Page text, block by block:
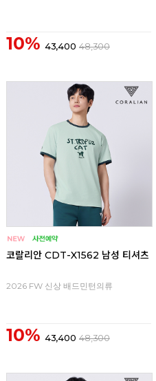
10% 43,400 48,300
코랄리안 CDT-X1562 남성 티셔츠
2026 FW 신상 배드민턴의류
10% 43,400 48,300